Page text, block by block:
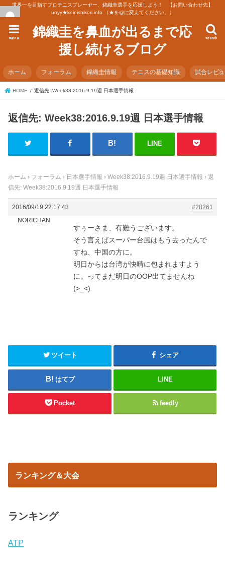
世界一を目指すプロテニスプレーヤー、錦織圭選手を応援しよう！ 【お問い合わせ先】
urryy★keinishikori.info （★を@に変えてください。）
錦織圭を鼻血が出るまで応
援し続けるブログ
search
menu
ホーム フォーラム 錦織圭情報 テニスの基礎知識 試合レビ
HOME 返信先: Week38:2016.9.19週 日本選手情報
返信先: Week38:2016.9.19週 日本選手情報
LINE
ホーム › フォーラム › 日本選手情報 › Week38:2016.9.19週 日本選手情報 › 返
信先: Week38:2016.9.19週 日本選手情報
2016/09/19 22:17:43
#28261
NORICHAN
すぅーさま、有難うございます。
そう言えばスーパー台風はもう去ったんで
すね、中国の方に。
明日からは台湾が快晴に包まれますよう
に。ってまだ明日のOOP出てませんね
(>_<)
ツイート シェア
はてブ LINE
Pocket feedly
ランキング＆大会
ランキング
ATP